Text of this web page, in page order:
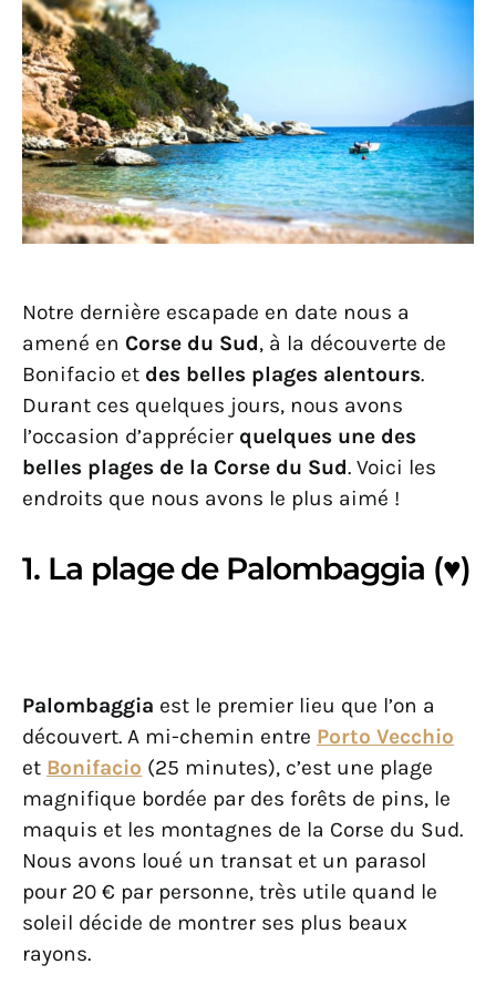
Notre dernière escapade en date nous a
amené en Corse du Sud, à la découverte de
Bonifacio et des belles plages alentours.
Durant ces quelques jours, nous avons
l’occasion d’apprécier quelques une des
belles plages de la Corse du Sud. Voici les
endroits que nous avons le plus aimé !
1. La plage de Palombaggia (♥)
Palombaggia est le premier lieu que l’on a
découvert. A mi-chemin entre Porto Vecchio
et Bonifacio (25 minutes), c’est une plage
magnifique bordée par des forêts de pins, le
maquis et les montagnes de la Corse du Sud.
Nous avons loué un transat et un parasol
pour 20 € par personne, très utile quand le
soleil décide de montrer ses plus beaux
rayons.